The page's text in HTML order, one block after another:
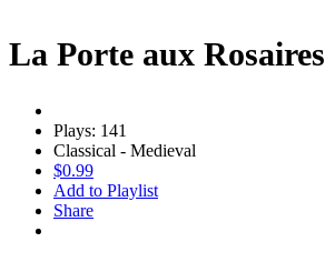
La Porte aux Rosaires
Plays: 141
Classical - Medieval
$0.99
Add to Playlist
Share